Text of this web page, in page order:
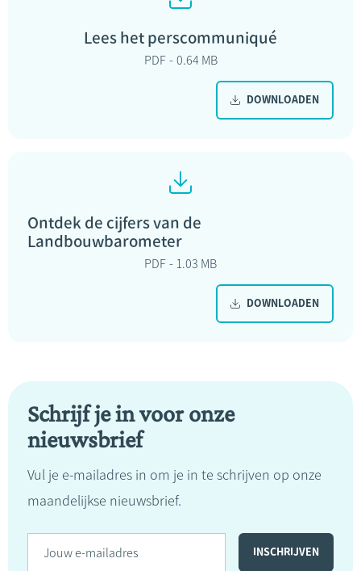
Lees het perscommuniqué
PDF 0.64 MB
DOWNLOADEN
Ontdek de cijfers van de
Landbouwbarometer
PDF 1.03 MB
DOWNLOADEN
Schrijf je in voor onze
nieuwsbrief
Vul je e-mailadres in om je in te schrijven op onze
maandelijkse nieuwsbrief.